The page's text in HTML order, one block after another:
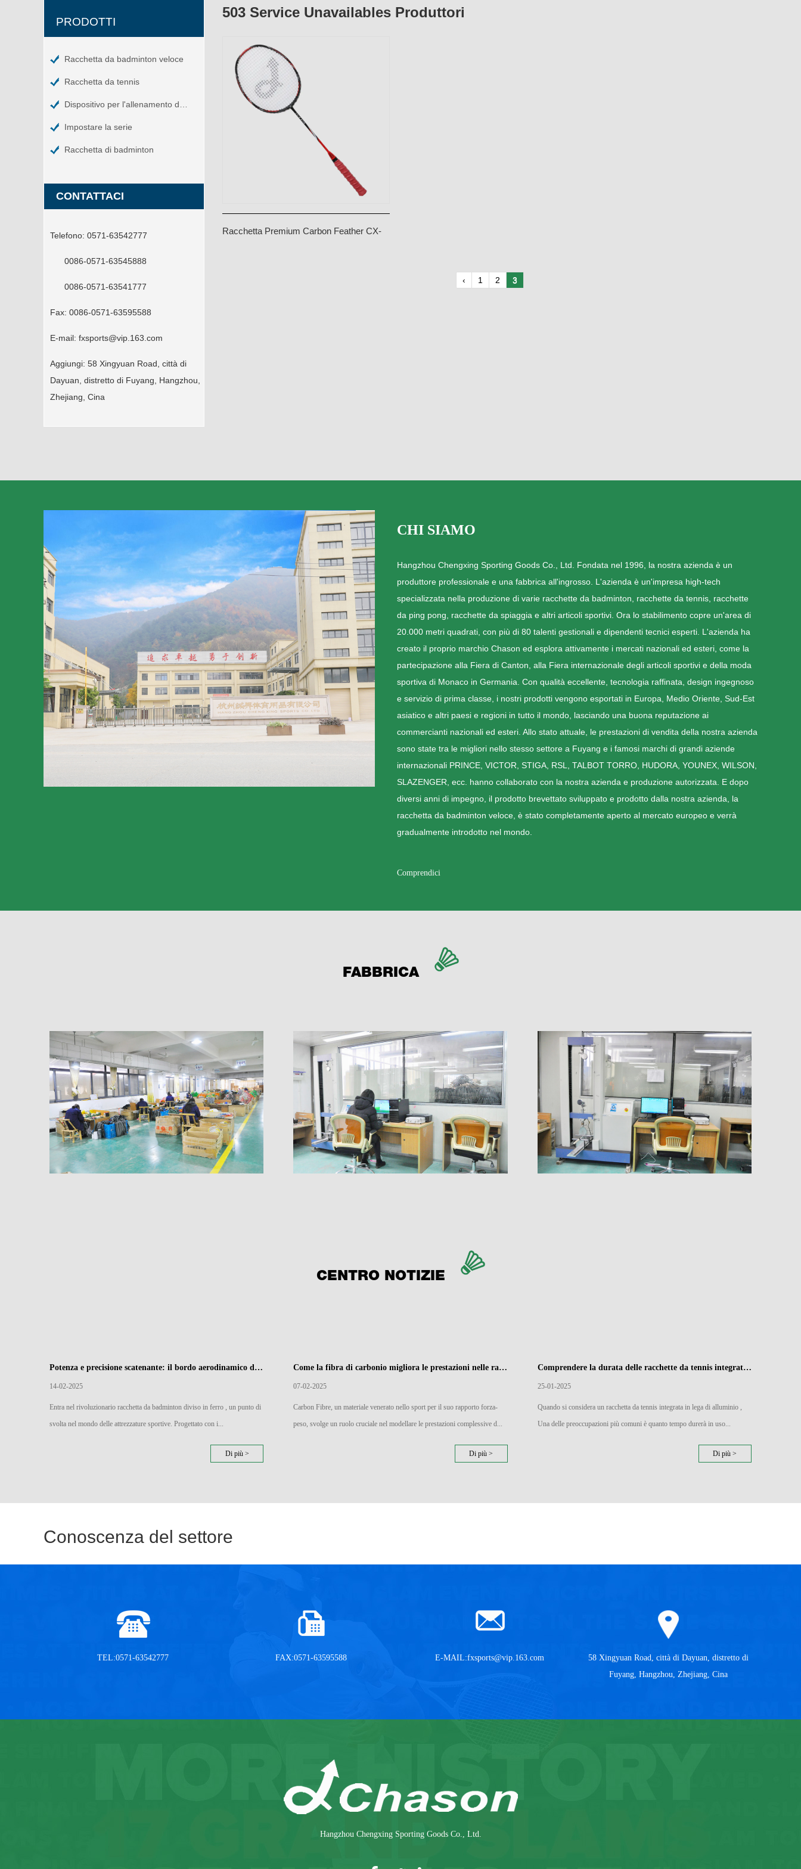
PRODOTTI
Racchetta da badminton veloce
Racchetta da tennis
Impostare la serie
Racchetta di badminton
CONTATTACI
Telefono: 0571-63542777
0086-0571-63545888
0086-0571-63541777
Fax: 0086-0571-63595588
E-mail: fxsports@vip.163.com
Aggiungi: 58 Xingyuan Road, città di
Dayuan, distretto di Fuyang, Hangzhou,
Zhejiang, Cina
503 Service Unavailables Produttori
Racchetta Premium Carbon Feather CX-
‹ 1 2 3
CHI SIAMO
Hangzhou Chengxing Sporting Goods Co., Ltd. Fondata nel 1996, la nostra azienda è un
produttore professionale e una fabbrica all'ingrosso. L'azienda è un'impresa high-tech
specializzata nella produzione di varie racchette da badminton, racchette da tennis, racchette
da ping pong, racchette da spiaggia e altri articoli sportivi. Ora lo stabilimento copre un'area di
20.000 metri quadrati, con più di 80 talenti gestionali e dipendenti tecnici esperti. L'azienda ha
creato il proprio marchio Chason ed esplora attivamente i mercati nazionali ed esteri, come la
partecipazione alla Fiera di Canton, alla Fiera internazionale degli articoli sportivi e della moda
sportiva di Monaco in Germania. Con qualità eccellente, tecnologia raffinata, design ingegnoso
e servizio di prima classe, i nostri prodotti vengono esportati in Europa, Medio Oriente, Sud-Est
asiatico e altri paesi e regioni in tutto il mondo, lasciando una buona reputazione ai
commercianti nazionali ed esteri. Allo stato attuale, le prestazioni di vendita della nostra azienda
sono state tra le migliori nello stesso settore a Fuyang e i famosi marchi di grandi aziende
internazionali PRINCE, VICTOR, STIGA, RSL, TALBOT TORRO, HUDORA, YOUNEX, WILSON,
SLAZENGER, ecc. hanno collaborato con la nostra azienda e produzione autorizzata. E dopo
diversi anni di impegno, il prodotto brevettato sviluppato e prodotto dalla nostra azienda, la
racchetta da badminton veloce, è stato completamente aperto al mercato europeo e verrà
gradualmente introdotto nel mondo.
Comprendici
FABBRICA
CENTRO NOTIZIE
Potenza e precisione scatenante: il bordo aerodinamico delle racchette di badminton divise in ferro
14-02-2025
Entra nel rivoluzionario racchetta da badminton diviso in ferro , un punto di
svolta nel mondo delle attrezzature sportive. Progettato con i...
Di più >
Come la fibra di carbonio migliora le prestazioni nelle racchette badminton
07-02-2025
Carbon Fibre, un materiale venerato nello sport per il suo rapporto forza-
peso, svolge un ruolo cruciale nel modellare le prestazioni complessive d...
Di più >
Comprendere la durata delle racchette da tennis integrate in lega di alluminio: cosa devi sapere
25-01-2025
Quando si considera un racchetta da tennis integrata in lega di alluminio ,
Una delle preoccupazioni più comuni è quanto tempo durerà in uso...
Di più >
Conoscenza del settore
TEL:0571-63542777 FAX:0571-63595588 E-MAIL:fxsports@vip.163.com
58 Xingyuan Road, città di Dayuan, distretto di
Fuyang, Hangzhou, Zhejiang, Cina
Hangzhou Chengxing Sporting Goods Co., Ltd.